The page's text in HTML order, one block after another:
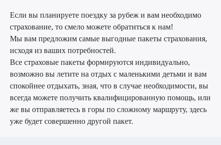
Если вы планируете поездку за рубеж и вам необходимо
страхование, то смело можете обратиться к нам!
Мы вам предложим самые выгодные пакеты страхования,
исходя из ваших потребностей.
Все страховые пакеты формируются индивидуально,
возможно вы летите на отдых с маленькими детьми и вам
спокойнее отдыхать, зная, что в случае необходимости, вы
всегда можете получить квалифицированную помощь, или
же вы отправляетесь в горы по сложному маршруту, здесь
уже будет совершенно другой пакет.